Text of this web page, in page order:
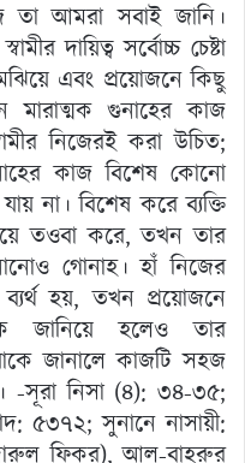
তা আমরা সবাই জানি।
দায়িত্ব সর্বোচ্চ চেষ্টা
এবং প্রয়োজনে কিছু
গুনাহের কাজ
নিজেরই করা উচিত;
কাজ বিশেষ কোনো
না। বিশেষ করে ব্যক্তি
তওবা করে, তখন তার
গোনাহ। হাঁ নিজের
ব্যর্থ হয়, তখন প্রয়োজনে
জানিয়ে হলেও তার
জানালে কাজটি সহজ
-সূরা নিসা (৪): ৩৪-৩৫;
৫৩৭২; সুনানে নাসায়ী:
ফিকর), আল-বাহরুর